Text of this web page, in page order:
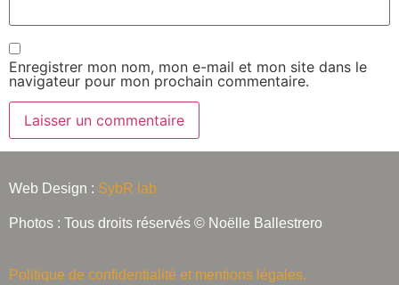
Enregistrer mon nom, mon e-mail et mon site dans le
navigateur pour mon prochain commentaire.
Web Design : SybR lab
Photos : Tous droits réservés © Noëlle Ballestrero
Politique de confidentialité et mentions légales.